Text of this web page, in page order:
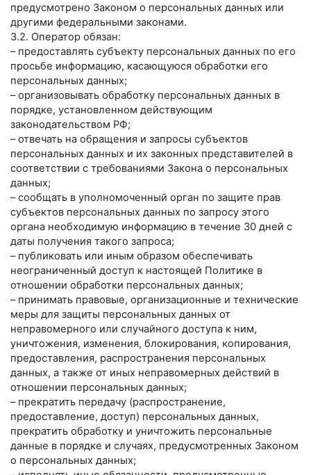
предусмотрено Законом о персональных данных или
другими федеральными законами.
3.2. Оператор обязан:
– предоставлять субъекту персональных данных по его
просьбе информацию, касающуюся обработки его
персональных данных;
– организовывать обработку персональных данных в
порядке, установленном действующим
законодательством РФ;
– отвечать на обращения и запросы субъектов
персональных данных и их законных представителей в
соответствии с требованиями Закона о персональных
данных;
– сообщать в уполномоченный орган по защите прав
субъектов персональных данных по запросу этого
органа необходимую информацию в течение 30 дней с
даты получения такого запроса;
– публиковать или иным образом обеспечивать
неограниченный доступ к настоящей Политике в
отношении обработки персональных данных;
– принимать правовые, организационные и технические
меры для защиты персональных данных от
неправомерного или случайного доступа к ним,
уничтожения, изменения, блокирования, копирования,
предоставления, распространения персональных
данных, а также от иных неправомерных действий в
отношении персональных данных;
– прекратить передачу (распространение,
предоставление, доступ) персональных данных,
прекратить обработку и уничтожить персональные
данные в порядке и случаях, предусмотренных Законом
о персональных данных;